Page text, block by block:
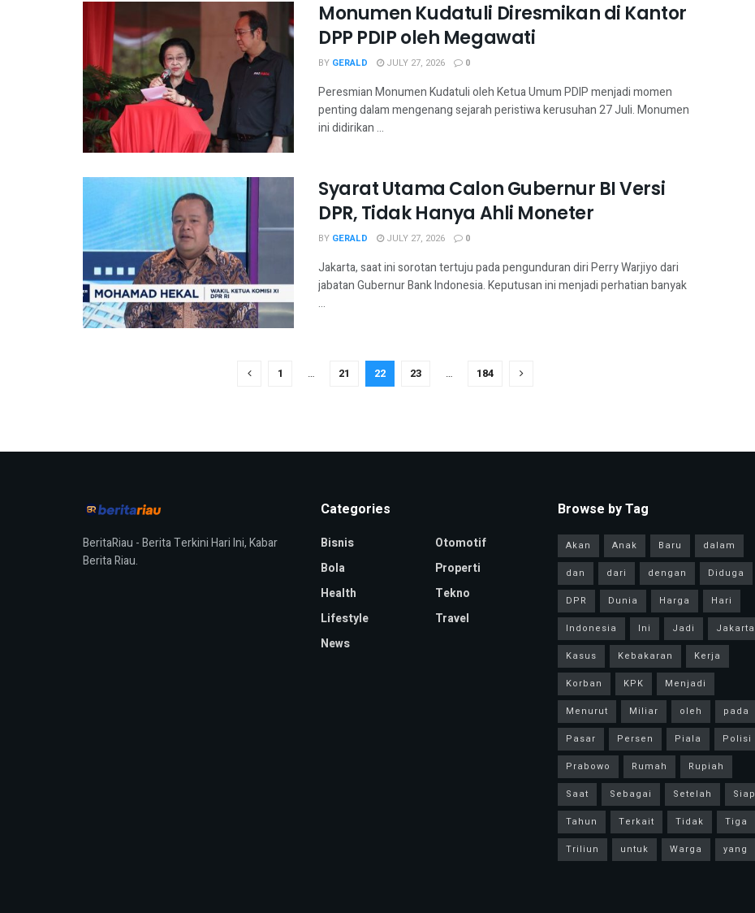
Monumen Kudatuli Diresmikan di Kantor
DPP PDIP oleh Megawati
BY GERALD JULY 27, 2026 0
Peresmian Monumen Kudatuli oleh Ketua Umum PDIP menjadi momen
penting dalam mengenang sejarah peristiwa kerusuhan 27 Juli. Monumen
ini didirikan ...
Syarat Utama Calon Gubernur BI Versi
DPR, Tidak Hanya Ahli Moneter
BY GERALD JULY 27, 2026 0
Jakarta, saat ini sorotan tertuju pada pengunduran diri Perry Warjiyo dari
jabatan Gubernur Bank Indonesia. Keputusan ini menjadi perhatian banyak
...
1 … 21 22 23 … 184
BeritaRiau - Berita Terkini Hari Ini, Kabar
Berita Riau.
Categories
Bisnis
Bola
Health
Lifestyle
News
Otomotif
Properti
Tekno
Travel
Browse by Tag
Akan Anak Baru
dalam
dan
dari dengan
Diduga
DPR
Dunia Harga
Hari
Indonesia
Ini Jadi
Jakarta
Kasus
Kebakaran
Kerja
Korban
KPK
Menjadi
Menurut
Miliar oleh
pada
Pasar
Persen Piala
Polisi
Prabowo
Rumah
Rupiah
Saat
Sebagai Setelah
Siap
Tahun
Terkait Tidak
Tiga
Triliun
untuk Warga yang